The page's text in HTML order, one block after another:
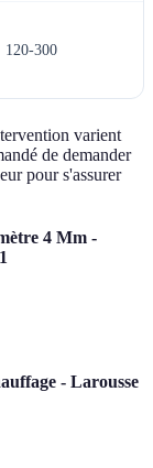
120-300
varient
de demander
pour s'assurer
4 Mm -
- Larousse